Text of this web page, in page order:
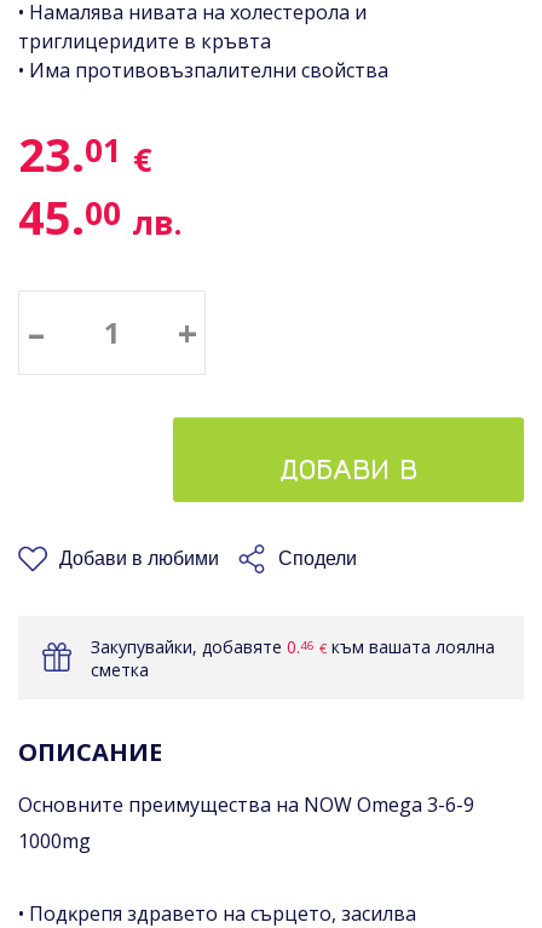
• Намалява нивата на холестерола и
триглицеридите в кръвта
• Има противовъзпалителни свойства
23.01 €
45.00 лв.
– +
ДОБАВИ В
КОШНИЦАТА
Добави в любими Сподели
Закупувайки, добавяте 0.46 € към вашата лоялна
сметка
ОПИСАНИЕ
Ocнoвнитe пpeимyщecтвa нa NОW Оmеgа 3-6-9
1000mg
• Πoдĸpeпя здpaвeтo нa cъpцeтo, зacилвa